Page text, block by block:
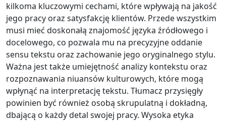
kilkoma kluczowymi cechami, które wpływają na jakość
jego pracy oraz satysfakcję klientów. Przede wszystkim
musi mieć doskonałą znajomość języka źródłowego i
docelowego, co pozwala mu na precyzyjne oddanie
sensu tekstu oraz zachowanie jego oryginalnego stylu.
Ważna jest także umiejętność analizy kontekstu oraz
rozpoznawania niuansów kulturowych, które mogą
wpłynąć na interpretację tekstu. Tłumacz przysięgły
powinien być również osobą skrupulatną i dokładną,
dbającą o każdy detal swojej pracy. Wysoka etyka